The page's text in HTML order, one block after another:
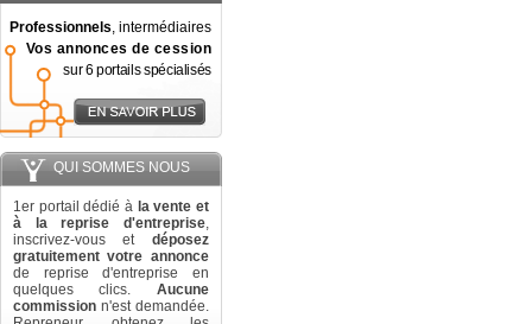
Professionnels, intermédiaires
Vos annonces de cession
sur 6 portails spécialisés
QUI SOMMES NOUS
1er portail dédié à la vente et
à la reprise d'entreprise,
inscrivez-vous et déposez
gratuitement votre annonce
de reprise d'entreprise en
quelques clics. Aucune
commission n'est demandée.